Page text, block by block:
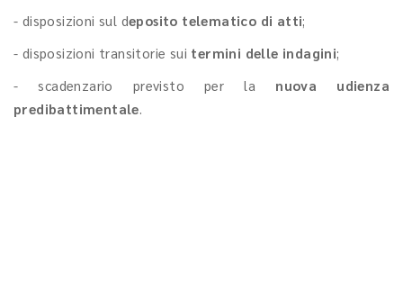
- disposizioni sul deposito telematico di atti;
- disposizioni transitorie sui termini delle indagini;
- scadenzario previsto per la nuova udienza
predibattimentale.